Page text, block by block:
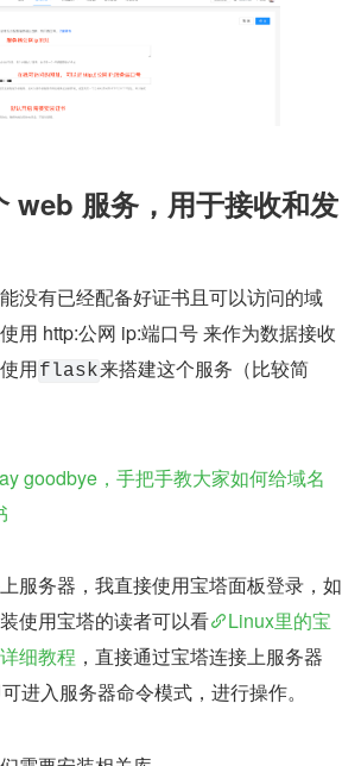
web 服务，用于接收和发
没有已经配备好证书且可以访问的域
用 http:公网 ip:端口号 来作为数据接收
用flask来搭建这个服务（比较简
goodbye，手把手教大家如何给域名
服务器，我直接使用宝塔面板登录，如
使用宝塔的读者可以看
Linux里的宝
细教程 ，直接通过宝塔连接上服务器
可进入服务器命令模式，进行操作。